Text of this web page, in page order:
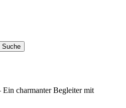
charmanter Begleiter mit